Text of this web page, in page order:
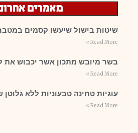
מאמרים
שיטות בישול שיעשו קסמים
Read More »
בשר מיובש מתכון אשר יכבוש את
Read More »
עוגיות טחינה טבעוניות ללא
Read More »